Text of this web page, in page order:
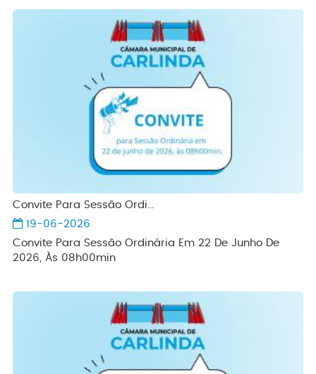
Convite Para Sessão Ordi...
19-06-2026
Convite Para Sessão Ordinária Em 22 De Junho De
2026, Às 08h00min